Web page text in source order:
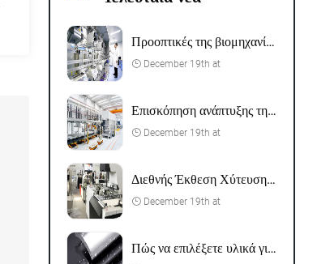
Προοπτικές της βιομηχανίας εργαλείων CNC
December 19th at
Επισκόπηση ανάπτυξης της βιομηχανίας χύτευσης
December 19th at
Διεθνής Έκθεση Χύτευσης της Σαγκάης
December 19th at
Πώς να επιλέξετε υλικά για εξαρτήματα επεξεργασίας CNC